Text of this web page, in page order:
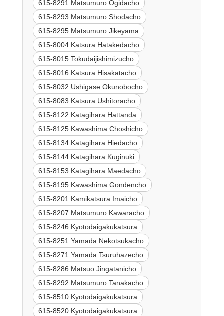
615-8291 Matsumuro Ogidacho
615-8293 Matsumuro Shodacho
615-8295 Matsumuro Jikeyama
615-8004 Katsura Hatakedacho
615-8015 Tokudaijishimizucho
615-8016 Katsura Hisakatacho
615-8032 Ushigase Okunobocho
615-8083 Katsura Ushitoracho
615-8122 Katagihara Hattanda
615-8125 Kawashima Choshicho
615-8134 Katagihara Hiedacho
615-8144 Katagihara Kuginuki
615-8153 Katagihara Maedacho
615-8195 Kawashima Gondencho
615-8201 Kamikatsura Imaicho
615-8207 Matsumuro Kawaracho
615-8246 Kyotodaigakukatsura
615-8251 Yamada Nekotsukacho
615-8271 Yamada Tsuruhazecho
615-8286 Matsuo Jingatanicho
615-8292 Matsumuro Tanakacho
615-8510 Kyotodaigakukatsura
615-8520 Kyotodaigakukatsura